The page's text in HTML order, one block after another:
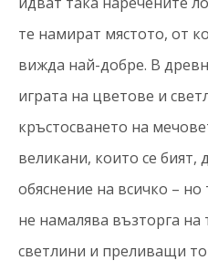
те намират мястото, от
вижда най-добре. В
играта на цветове и
кръстосването на
великани, които се бият,
обяснение на всичко –
не намалява възторга
светлини и преливащи